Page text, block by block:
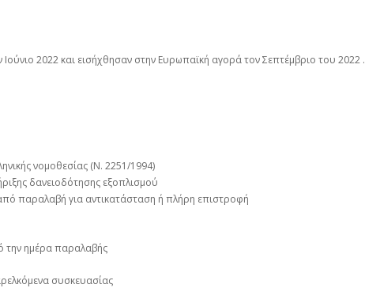
2022 και εισήχθησαν στην Ευρωπαϊκή αγορά τον Σεπτέμβριο του 2022 .
νομοθεσίας (Ν. 2251/1994)
δανειοδότησης εξοπλισμού
παραλαβή για αντικατάσταση ή πλήρη επιστροφή
την ημέρα παραλαβής
συσκευασίας